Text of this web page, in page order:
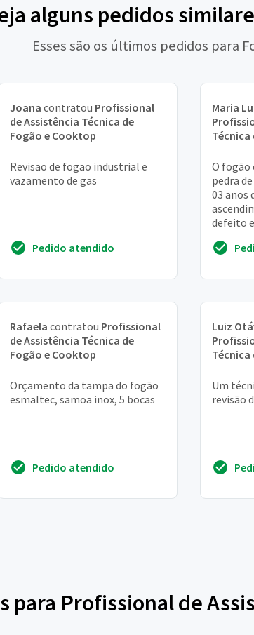
alguns pedidos
Esses são os últimos pedidos para
Joana contratou Profissional
de Assistência Técnica de
Fogão e Cooktop
Revisao de fogao industrial e
vazamento de gas
Pedido atendido
Maria
Técnica
O fogão
pedra
03 anos
defeito
Rafaela contratou Profissional
de Assistência Técnica de
Fogão e Cooktop
Orçamento da tampa do fogão
esmaltec, samoa inox, 5 bocas
Pedido atendido
Luiz
Técnica
Um
revisão
para Profissional de